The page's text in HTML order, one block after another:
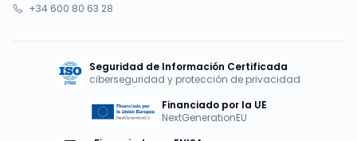
+34 600 80 63 28
Seguridad de Información Certificada
ciberseguridad y protección de privacidad
Financiado por la UE
NextGenerationEU